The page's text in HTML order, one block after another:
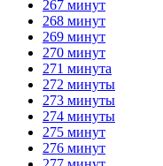
267 минут
268 минут
269 минут
270 минут
271 минута
272 минуты
273 минуты
274 минуты
275 минут
276 минут